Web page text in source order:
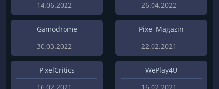
14.06.2022
26.04.2022
Gamodrome
30.03.2022
Pixel Magazin
22.02.2021
PixelCritics
16.02.2021
WePlay4U
16.02.2021